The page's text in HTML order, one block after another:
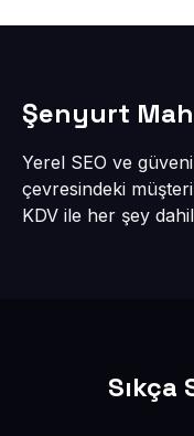
Şenyurt
Yerel SEO ve
çevresindeki
KDV ile her şey
Sıkça